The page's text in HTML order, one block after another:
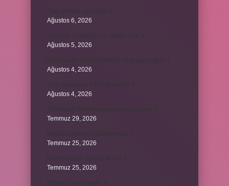
Ağustos 6, 2026
Ağustos 5, 2026
Ağustos 4, 2026
Ağustos 4, 2026
Temmuz 29, 2026
Temmuz 25, 2026
Temmuz 25, 2026